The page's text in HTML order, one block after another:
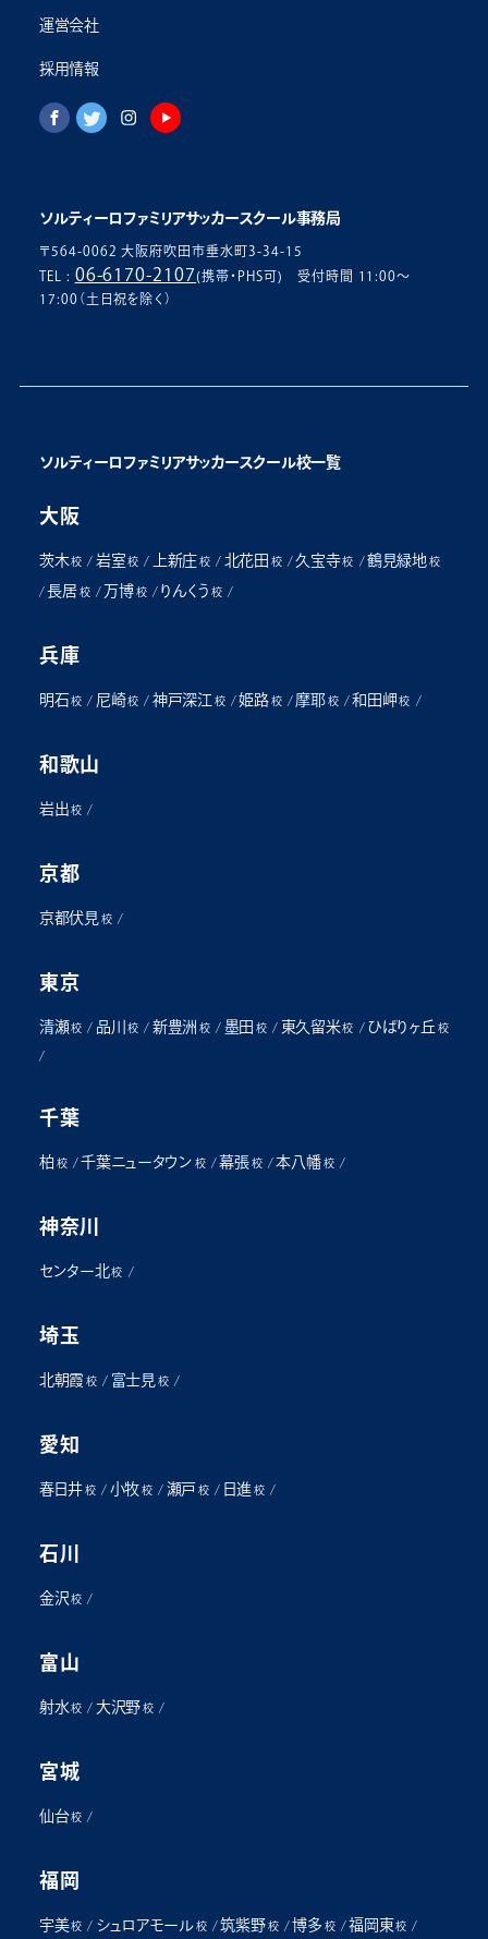
運営会社
採用情報
ソルティーロファミリアサッカースクール事務局
〒564-0062 大阪府吹田市垂水町3-34-15
TEL : 06-6170-2107(携帯・PHS可) 受付時間 11:00〜
17:00（土日祝を除く）
ソルティーロファミリアサッカースクール校一覧
大阪
茨木 校 / 岩室 校 / 上新庄 校/ 北花田 校/久宝寺 校 /鶴見緑地 校
/長居 校/万博 校/ りんくう 校/
兵庫
明石 校 / 尼崎 校 / 神戸深江 校/姫路 校/ 摩耶 校/和田岬 校 /
和歌山
岩出 校 /
京都
京都伏見 校/
東京
清瀬 校 / 品川 校 / 新豊洲 校/ 墨田 校/ 東久留米 校 / ひばりヶ丘 校
/
千葉
柏 校/千葉ニュータウン 校/幕張 校/本八幡 校/
神奈川
センター北 校 /
埼玉
北朝霞 校/ 富士見 校/
愛知
春日井 校/ 小牧 校/ 瀬戸 校/ 日進 校/
石川
金沢 校 /
富山
射水 校 / 大沢野 校/
宮城
仙台 校 /
福岡
宇美 校 / シュロアモール 校/筑紫野 校/博多 校/福岡東 校 /